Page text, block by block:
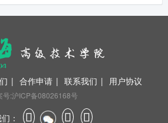
| 合作申请 | 联系我们 | 用户协议
号:沪ICP备08026168号
：